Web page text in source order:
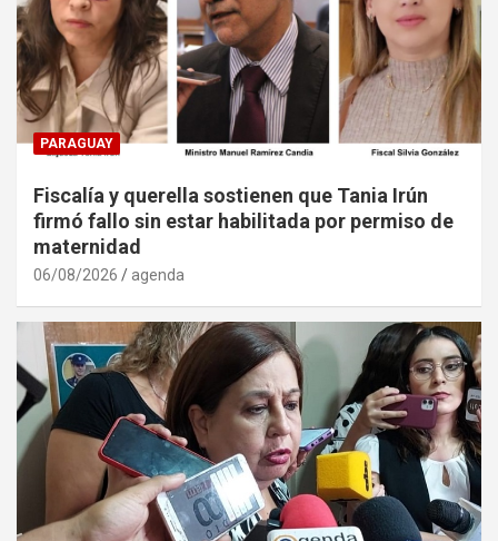
PARAGUAY
Fiscalía y querella sostienen que Tania Irún
firmó fallo sin estar habilitada por permiso de
maternidad
06/08/2026 agenda